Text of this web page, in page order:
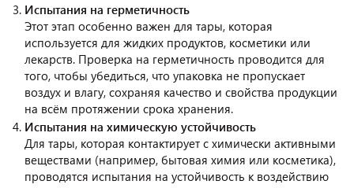
Испытания на герметичность
Этот этап особенно важен для тары, которая
используется для жидких продуктов, косметики или
лекарств. Проверка на герметичность проводится для
того, чтобы убедиться, что упаковка не пропускает
воздух и влагу, сохраняя качество и свойства продукции
на всём протяжении срока хранения.
Испытания на химическую устойчивость
Для тары, которая контактирует с химически активными
веществами (например, бытовая химия или косметика),
проводятся испытания на устойчивость к воздействию